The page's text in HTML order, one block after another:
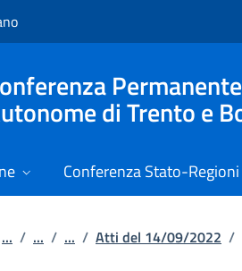
di Trento e
Conferenza Stato-Regioni
... / ... / ... / Atti del 14/09/2022 /